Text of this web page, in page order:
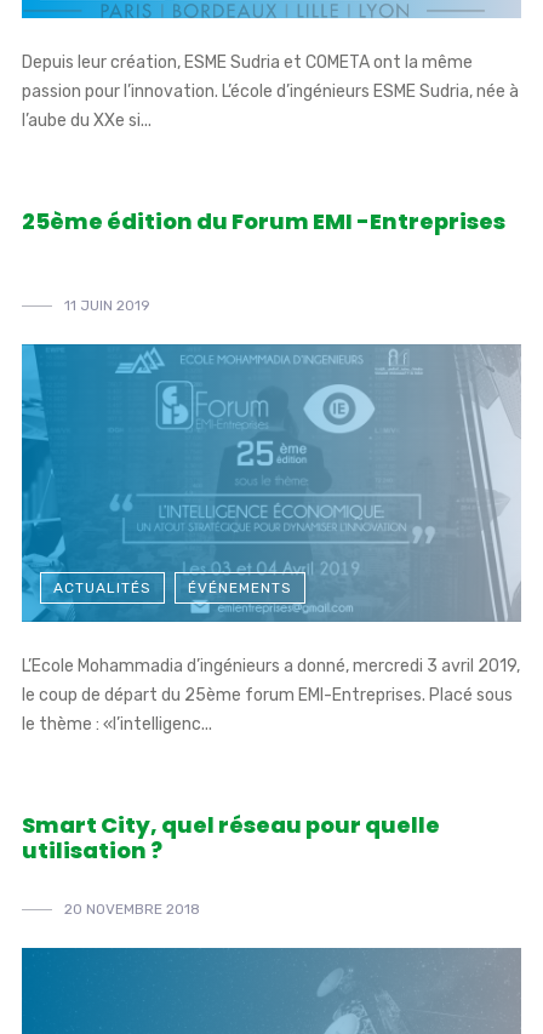
Depuis leur création, ESME Sudria et COMETA ont la même
passion pour l’innovation. L’école d’ingénieurs ESME Sudria, née à
l’aube du XXe si...
25ème édition du Forum EMI -Entreprises
11 JUIN 2019
ACTUALITÉS ÉVÉNEMENTS
L’Ecole Mohammadia d’ingénieurs a donné, mercredi 3 avril 2019,
le coup de départ du 25ème forum EMI-Entreprises. Placé sous
le thème : «l’intelligenc...
Smart City, quel réseau pour quelle
utilisation ?
20 NOVEMBRE 2018